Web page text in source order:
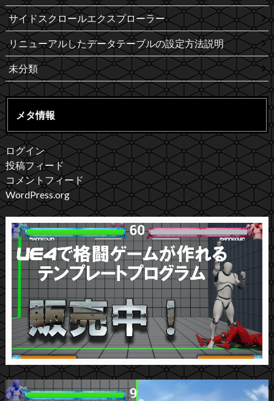
サイドスクロールエクスプローラー
リニューアルしたデータテーブルの設定方法説明
未分類
メタ情報
ログイン
投稿フィード
コメントフィード
WordPress.org